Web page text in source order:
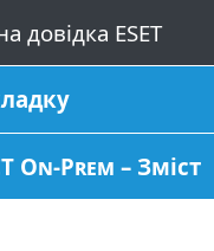
On-Prem – Зміст